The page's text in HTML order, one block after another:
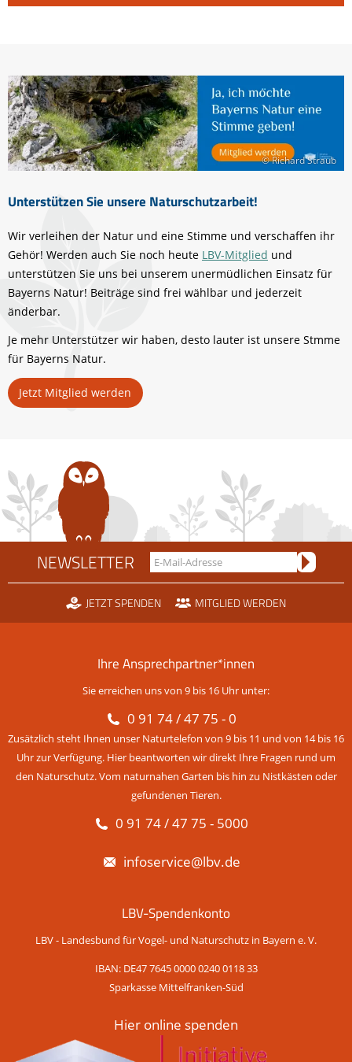
© Richard Straub
Unterstützen Sie unsere Naturschutzarbeit!
Wir verleihen der Natur und eine Stimme und verschaffen ihr
Gehör! Werden auch Sie noch heute LBV-Mitglied und
unterstützen Sie uns bei unserem unermüdlichen Einsatz für
Bayerns Natur! Beiträge sind frei wählbar und jederzeit
änderbar.
Je mehr Unterstützer wir haben, desto lauter ist unsere Stmme
für Bayerns Natur.
Jetzt Mitglied werden
NEWSLETTER
JETZT SPENDEN MITGLIED WERDEN
Ihre Ansprechpartner*innen
Sie erreichen uns von 9 bis 16 Uhr unter:
0 91 74 / 47 75 - 0
Zusätzlich steht Ihnen unser Naturtelefon von 9 bis 11 und von 14 bis 16
Uhr zur Verfügung. Hier beantworten wir direkt Ihre Fragen rund um
den Naturschutz. Vom naturnahen Garten bis hin zu Nistkästen oder
gefundenen Tieren.
0 91 74 / 47 75 - 5000
infoservice@lbv.de
LBV-Spendenkonto
LBV - Landesbund für Vogel- und Naturschutz in Bayern e. V.
IBAN: DE47 7645 0000 0240 0118 33
Sparkasse Mittelfranken-Süd
Hier online spenden